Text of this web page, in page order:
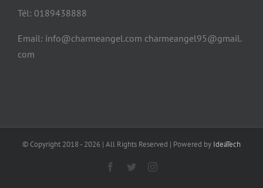
Tél: 0189438888
Email: info@charmeangel.com charmeangel95@gmail.
com
© Copyright 2018 - 2026 | All Rights Reserved | Powered by IdeaTech
Facebook
TwitterInstagram